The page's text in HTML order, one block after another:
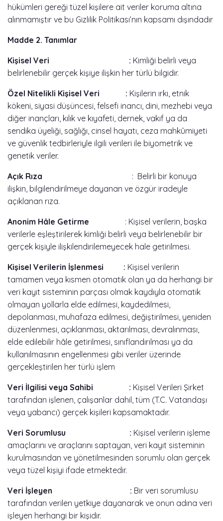
hükümleri gereği tüzel kişilere ait veriler koruma altına
alınmamıştır ve bu Gizlilik Politikası’nın kapsamı dışındadır
Madde 2. Tanımlar
Kişisel Veri : Kimliği belirli veya
belirlenebilir gerçek kişiye ilişkin her türlü bilgidir.
Özel Nitelikli Kişisel Veri : Kişilerin ırkı, etnik
kökeni, siyasi düşüncesi, felsefi inancı, dini, mezhebi veya
diğer inançları, kılık ve kıyafeti, dernek, vakıf ya da
sendika üyeliği, sağlığı, cinsel hayatı, ceza mahkûmiyeti
ve güvenlik tedbirleriyle ilgili verileri ile biyometrik ve
genetik veriler.
Açık Rıza : Belirli bir konuya
ilişkin, bilgilendirilmeye dayanan ve özgür iradeyle
açıklanan rıza.
Anonim Hâle Getirme : Kişisel verilerin, başka
verilerle eşleştirilerek kimliği belirli veya belirlenebilir bir
gerçek kişiyle ilişkilendirilemeyecek hale getirilmesi.
Kişisel Verilerin İşlenmesi : Kişisel verilerin
tamamen veya kısmen otomatik olan ya da herhangi bir
veri kayıt sisteminin parçası olmak kaydıyla otomatik
olmayan yollarla elde edilmesi, kaydedilmesi,
depolanması, muhafaza edilmesi, değiştirilmesi, yeniden
düzenlenmesi, açıklanması, aktarılması, devralınması,
elde edilebilir hâle getirilmesi, sınıflandırılması ya da
kullanılmasının engellenmesi gibi veriler üzerinde
gerçekleştirilen her türlü işlem
Veri İlgilisi veya Sahibi : Kişisel Verileri Şirket
tarafından işlenen, çalışanlar dahil, tüm (T.C. Vatandaşı
veya yabancı) gerçek kişileri kapsamaktadır.
Veri Sorumlusu : Kişisel verilerin işleme
amaçlarını ve araçlarını saptayan, veri kayıt sisteminin
kurulmasından ve yönetilmesinden sorumlu olan gerçek
veya tüzel kişiyi ifade etmektedir.
Veri İşleyen : Bir veri sorumlusu
tarafından verilen yetkiye dayanarak ve onun adına veri
işleyen herhangi bir kişidir.